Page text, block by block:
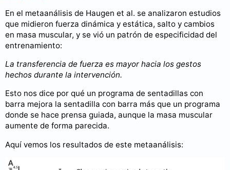
En el metaanálisis de Haugen et al. se analizaron estudios
que midieron fuerza dinámica y estática, salto y cambios
en masa muscular, y se vió un patrón de especificidad del
entrenamiento:
La transferencia de fuerza es mayor hacia los gestos
hechos durante la intervención.
Esto nos dice por qué un programa de sentadillas con
barra mejora la sentadilla con barra más que un programa
donde se hace prensa guiada, aunque la masa muscular
aumente de forma parecida.
Aquí vemos los resultados de este metaanálisis: